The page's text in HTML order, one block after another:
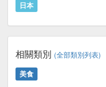
日本
相關類別 (全部類別列表)
美食